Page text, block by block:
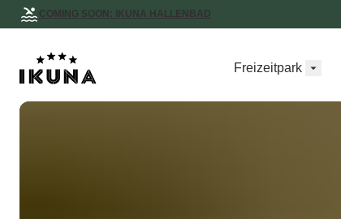
COMING SOON: IKUNA HALLENBAD
Freizeitpark